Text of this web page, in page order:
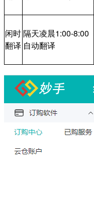
闲时
翻译
隔天凌晨1:00-8:00
自动翻译